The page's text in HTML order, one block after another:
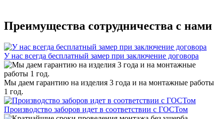
Преимущества сотрудничества с нами
У нас всегда бесплатный замер при заключение договора
Мы даем гарантию на изделия 3 года и на монтажные работы
1 год.
Производство заборов идет в соответствии с ГОСТом